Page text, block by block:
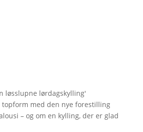
løsslupne lørdagskylling'
topform med den nye forestilling
– og om en kylling, der er glad